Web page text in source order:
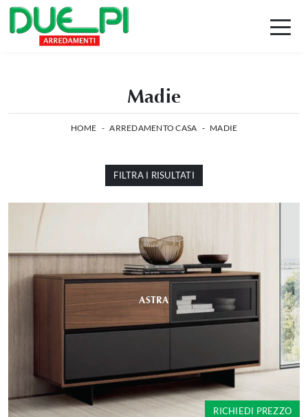
Madie
HOME - ARREDAMENTO CASA - MADIE
FILTRA I RISULTATI
ASTRA
RICHIEDI PREZZO